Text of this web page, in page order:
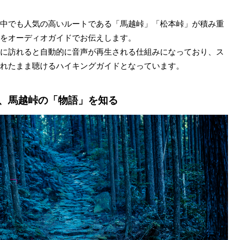
でも人気の高いルートである「馬越峠」「松本峠」が積み重
オーディオガイドでお伝えします。
訪れると自動的に音声が再生される仕組みになっており、ス
たまま聴けるハイキングガイドとなっています。
馬越峠の「物語」を知る